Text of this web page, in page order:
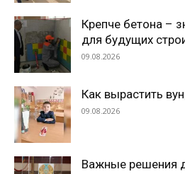
Крепче бетона –
для будущих
09.08.2026
Как вырастить
09.08.2026
Важные решения